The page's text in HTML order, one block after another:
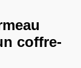
coffre-